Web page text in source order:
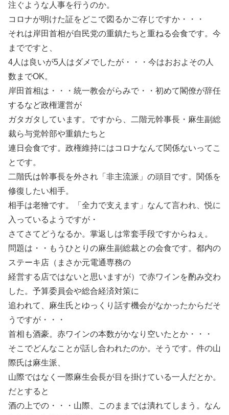
注ぐような人事を行うのか。
コロナが明けた証をどこで図るかご存じですか・・・
それは岸田首相が自民党の重鎮たちと重ねる会食です。今
までですと、
4人は良いが5人はダメでしたが・・・今はおおよその人
数までOK。
岸田首相は・・・統一教会がらみで・・初めて閣僚が辞任
するなど政権運営が
ガタガタしています。ですから、二階元幹事長・麻生副総
裁ら与党幹部や重鎮たちと
連日会食です。政権維持にはコロナなんて関係ないってこ
とです。
二階氏は幹事長を外され「非主流派」の頭目です。関係を
修復したい相手。
相手は老獪です。「全力で支えます」なんて言われ、悦に
入っているようですが・
さてさてどうなるか。掌返しは常套手段ですからねぇ。
問題は・・もうひとりの麻生副総裁との会食です。都内の
ステーキ店（まさか元電通専務の
経営する店ではないと思いますが）で赤ワインを酌み交わ
した。予算委員会や総合経済対策に
追われて、麻生氏とゆっくり話す機会がなかったからだそ
うですが・・・
首相も酒豪。赤ワインの本数がかなり空いたとか・・・
そこでどんなことが話し合われたのか。そうです。件の山
際氏は麻生派、
山際ではなく一際麻生会長が目を掛けている一人だとか。
だとすると
酒の上での・・・山際、このままでは潰れてしまう。なん